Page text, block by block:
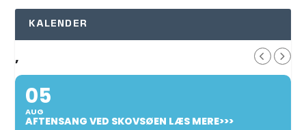
KALENDER
,
05
AUG
AFTENSANG VED SKOVSØEN LÆS MERE>>>